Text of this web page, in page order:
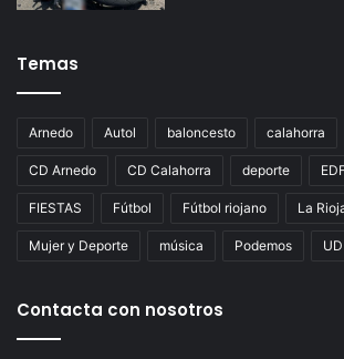
Temas
Arnedo Autol baloncesto calahorra
CD Arnedo CD Calahorra deporte
FIESTAS Fútbol Fútbol riojano La
Mujer y Deporte música Podemos
Contacta con nosotros